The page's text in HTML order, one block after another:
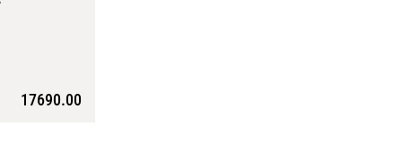
17690.00